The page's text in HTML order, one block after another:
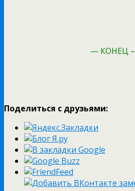
— КОНЕЦ –
Поделиться с друзьями: